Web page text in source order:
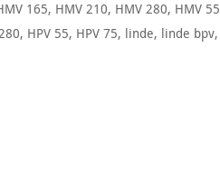
165, HMV 210, HMV 280, HMV 55
, HPV 55, HPV 75, linde, linde bpv,